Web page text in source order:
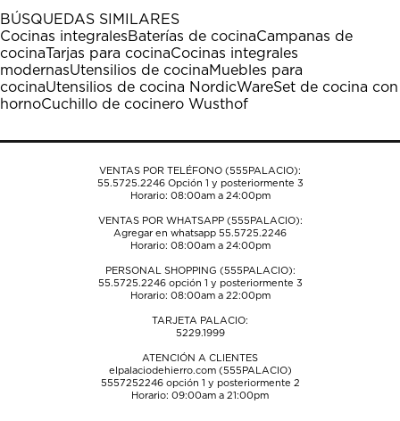
1
estrella
Esta
acción
abrirá
el
formulario
envío.
estrellas.
Esta
acción
abrirá
el
formulario
envío.
estrellas.
Esta
acción
abrirá
el
formulario
envío.
estrellas.
Esta
acción
abrirá
el
formulario
envío.
estrellas.
Esta
acción
abrirá
el
formulario
envío.
BÚSQUEDAS SIMILARES
Cocinas integralesBaterías de cocinaCampanas de
cocinaTarjas para cocinaCocinas integrales
modernasUtensilios de cocinaMuebles para
cocinaUtensilios de cocina NordicWareSet de cocina con
hornoCuchillo de cocinero Wusthof
VENTAS POR TELÉFONO (555PALACIO):
55.5725.2246Opción 1 y posteriormente 3
Horario: 08:00am a 24:00pm
VENTAS POR WHATSAPP (555PALACIO):
Agregar en whatsapp 55.5725.2246
Horario: 08:00am a 24:00pm
PERSONAL SHOPPING (555PALACIO):
55.5725.2246opción 1 y posteriormente 3
Horario: 08:00am a 22:00pm
TARJETA PALACIO:
5229.1999
ATENCIÓN A CLIENTES
elpalaciodehierro.com (555PALACIO)
5557252246opción 1 y posteriormente 2
Horario: 09:00am a 21:00pm